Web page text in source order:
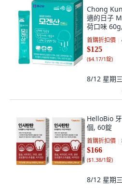
Chong
適的日子
荷口味
首購折扣價
$125
($4.17/1錠)
8/12 星期三
HelloBio
個, 60錠
首購折扣價
$166
($1.38/1錠)
8/12 星期三